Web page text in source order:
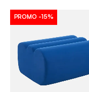
PROMO -15%